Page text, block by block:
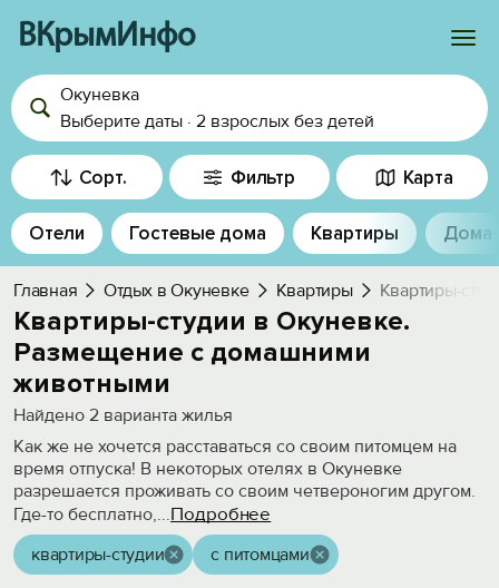
ВКрымИнфо
Войти
Избранное
История просмотра
Добавить свой объект
Окуневка
Выберите даты · 2 взрослых без детей
Сорт. Фильтр Карта
Отели Гостевые дома Квартиры Дома
Главная Отдых в Окуневке Квартиры Квартиры-
Квартиры-студии в Окуневке.
Размещение с домашними
животными
Найдено 2 варианта жилья
Как же не хочется расставаться со своим питомцем на
время отпуска! В некоторых отелях в Окуневке
разрешается проживать со своим четвероногим другом.
Где-то бесплатно,...Подробнее
квартиры-студии с питомцами